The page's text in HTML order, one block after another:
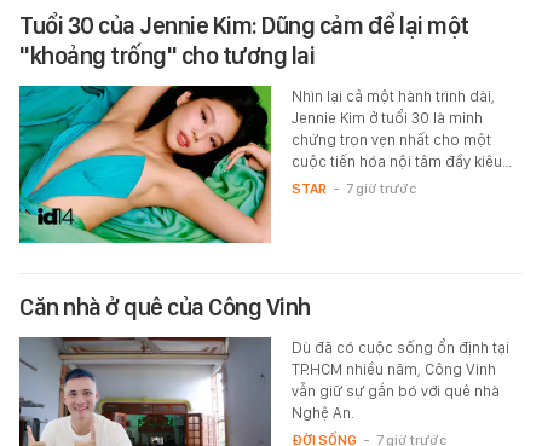
Tuổi 30 của Jennie Kim: Dũng cảm để lại một
"khoảng trống" cho tương lai
Nhìn lại cả một hành trình dài,
Jennie Kim ở tuổi 30 là minh
chứng trọn vẹn nhất cho một
cuộc tiến hóa nội tâm đầy kiêu…
STAR - 7 giờ trước
Căn nhà ở quê của Công Vinh
Dù đã có cuộc sống ổn định tại
TP.HCM nhiều năm, Công Vinh
vẫn giữ sự gắn bó với quê nhà
Nghệ An.
ĐỜI SỐNG - 7 giờ trước